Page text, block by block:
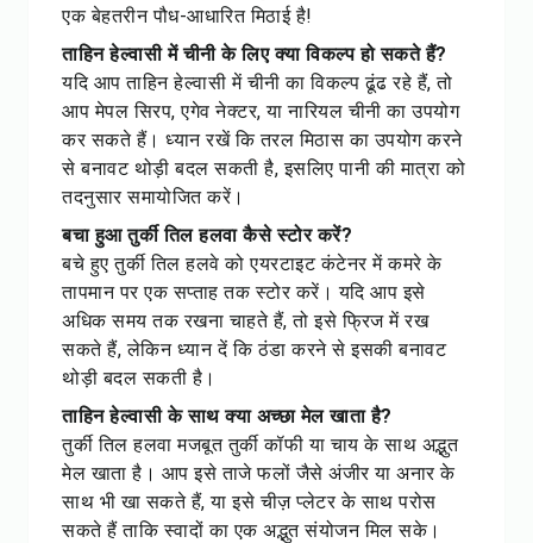
एक बेहतरीन पौध-आधारित मिठाई है!
ताहिन हेल्वासी में चीनी के लिए क्या विकल्प हो सकते हैं?
यदि आप ताहिन हेल्वासी में चीनी का विकल्प ढूंढ रहे हैं, तो
आप मेपल सिरप, एगेव नेक्टर, या नारियल चीनी का उपयोग
कर सकते हैं। ध्यान रखें कि तरल मिठास का उपयोग करने
से बनावट थोड़ी बदल सकती है, इसलिए पानी की मात्रा को
तदनुसार समायोजित करें।
बचा हुआ तुर्की तिल हलवा कैसे स्टोर करें?
बचे हुए तुर्की तिल हलवे को एयरटाइट कंटेनर में कमरे के
तापमान पर एक सप्ताह तक स्टोर करें। यदि आप इसे
अधिक समय तक रखना चाहते हैं, तो इसे फ्रिज में रख
सकते हैं, लेकिन ध्यान दें कि ठंडा करने से इसकी बनावट
थोड़ी बदल सकती है।
ताहिन हेल्वासी के साथ क्या अच्छा मेल खाता है?
तुर्की तिल हलवा मजबूत तुर्की कॉफी या चाय के साथ अद्भुत
मेल खाता है। आप इसे ताजे फलों जैसे अंजीर या अनार के
साथ भी खा सकते हैं, या इसे चीज़ प्लेटर के साथ परोस
सकते हैं ताकि स्वादों का एक अद्भुत संयोजन मिल सके।